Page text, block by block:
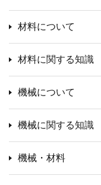
材料について
材料に関する知識
機械について
機械に関する知識
機械・材料